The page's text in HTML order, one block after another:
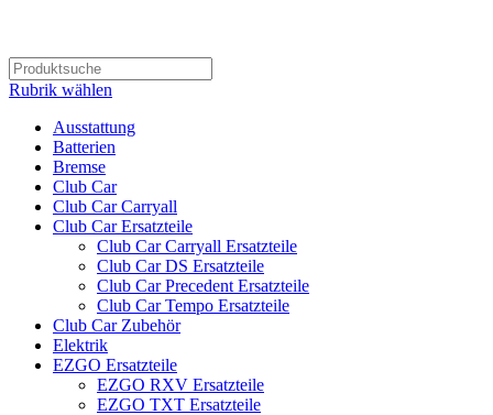
Rubrik wählen
Ausstattung
Batterien
Bremse
Club Car
Club Car Carryall
Club Car Ersatzteile
Club Car Carryall Ersatzteile
Club Car DS Ersatzteile
Club Car Precedent Ersatzteile
Club Car Tempo Ersatzteile
Club Car Zubehör
Elektrik
EZGO Ersatzteile
EZGO RXV Ersatzteile
EZGO TXT Ersatzteile